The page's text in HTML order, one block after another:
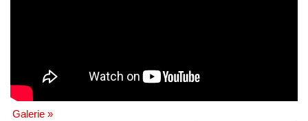
Galerie »